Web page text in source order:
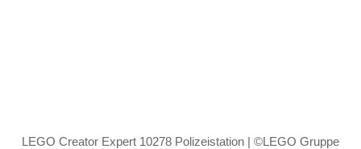
LEGO Creator Expert 10278 Polizeistation | ©LEGO Gruppe